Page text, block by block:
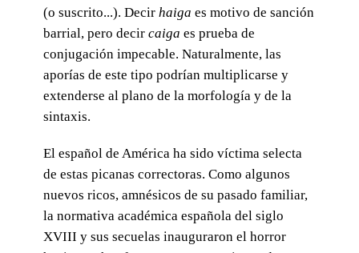
(o suscrito...). Decir haiga es motivo de sanción
barrial, pero decir caiga es prueba de
conjugación impecable. Naturalmente, las
aporías de este tipo podrían multiplicarse y
extenderse al plano de la morfología y de la
sintaxis.
El español de América ha sido víctima selecta
de estas picanas correctoras. Como algunos
nuevos ricos, amnésicos de su pasado familiar,
la normativa académica española del siglo
XVIII y sus secuelas inauguraron el horror